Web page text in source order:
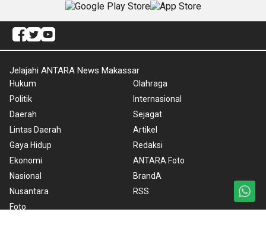
Jelajahi ANTARA News Makassar
Hukum
Politik
Daerah
Lintas Daerah
Gaya Hidup
Ekonomi
Nasional
Nusantara
Foto
Olahraga
Internasional
Sejagat
Artikel
Redaksi
ANTARA Foto
BrandA
RSS